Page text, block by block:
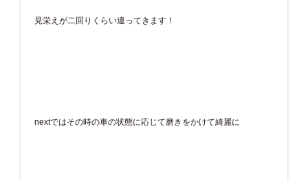
見栄えが二回りくらい違ってきます！
nextではその時の車の状態に応じて磨きをかけて綺麗に